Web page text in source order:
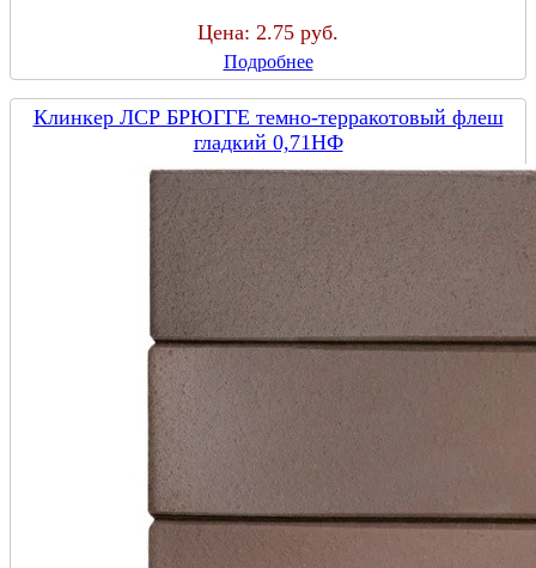
Цена: 2.75 руб.
Подробнее
Клинкер ЛСР БРЮГГЕ темно-терракотовый флеш
гладкий 0,71НФ